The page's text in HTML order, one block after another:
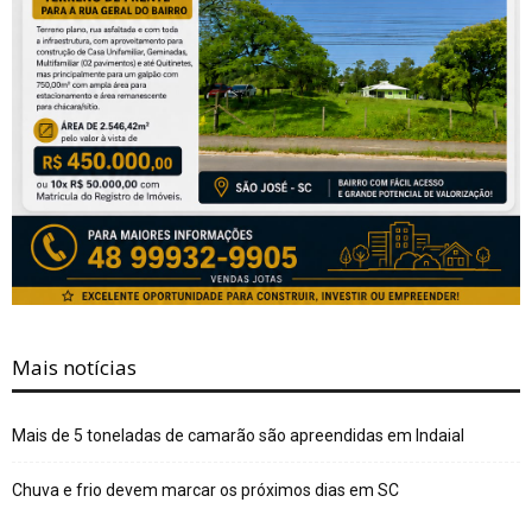
Mais notícias
Mais de 5 toneladas de camarão são apreendidas em Indaial
Chuva e frio devem marcar os próximos dias em SC